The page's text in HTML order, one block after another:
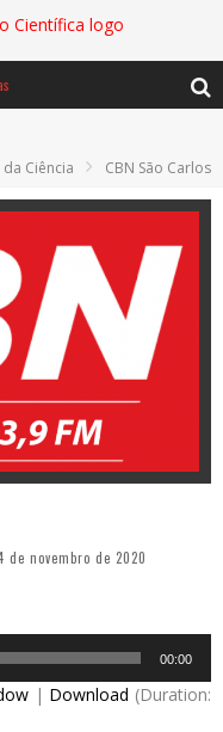
Ciência CBN São Carlos
de novembro de 2020
00:00
| Download (Duration: